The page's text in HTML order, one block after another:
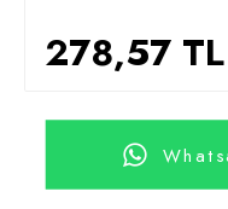
278,57 TL